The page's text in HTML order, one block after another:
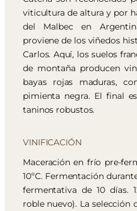
viticultura de altura y por
del Malbec en
proviene de los viñedos
Carlos. Aquí, los suelos
de montaña producen
bayas rojas maduras,
pimienta negra. El final
taninos robustos.
VINIFICACIÓN
Maceración en frío pre-
10ºC. Fermentación
fermentativa de 10 días.
roble nuevo). La selección